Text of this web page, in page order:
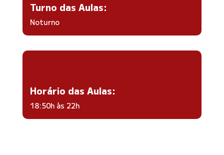
Turno das Aulas:
Noturno
Horário das Aulas:
18:50h às 22h